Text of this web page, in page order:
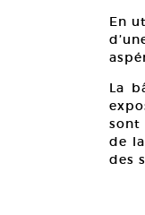
En
La
sont
de
des